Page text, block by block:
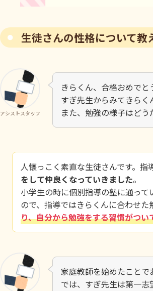
生徒さんの性格について教
アシストスタッフ
きらくん、合格おめでと
すぎ先生からみてきらく
また、勉強の様子はどう
人懐っこく素直な生徒さんです。指
をして仲良くなっていきました。
小学生の時に個別指導の塾に通っ
ので、指導ではきらくんに合わせた
り、自分から勉強をする習慣がつい
家庭教師を始めたことで
では、すぎ先生は第一